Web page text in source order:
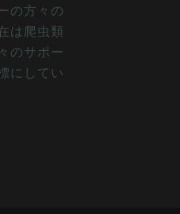
の方々の
は爬虫類
のサポー
にしてい